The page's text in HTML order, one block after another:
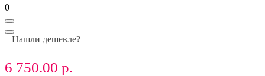
0
Нашли дешевле?
6 750.00 р.